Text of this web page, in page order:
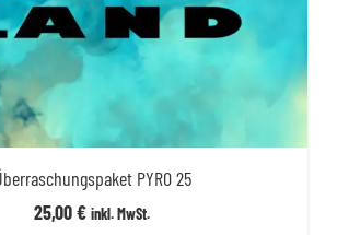
PYRO 25
25,00€ inkl. MwSt.